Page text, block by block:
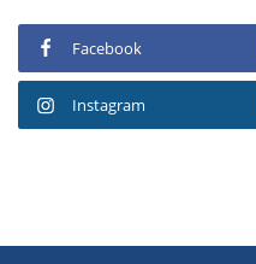
Facebook
Instagram